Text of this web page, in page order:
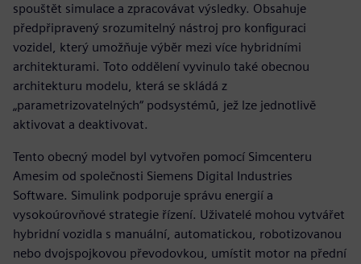
spouštět simulace a zpracovávat výsledky. Obsahuje
předpřipravený srozumitelný nástroj pro konfiguraci
vozidel, který umožňuje výběr mezi více hybridními
architekturami. Toto oddělení vyvinulo také obecnou
architekturu modelu, která se skládá z
„parametrizovatelných“ podsystémů, jež lze jednotlivě
aktivovat a deaktivovat.
Tento obecný model byl vytvořen pomocí Simcenteru
Amesim od společnosti Siemens Digital Industries
Software. Simulink podporuje správu energií a
vysokoúrovňové strategie řízení. Uživatelé mohou vytvářet
hybridní vozidla s manuální, automatickou, robotizovanou
nebo dvojspojkovou převodovkou, umístit motor na přední